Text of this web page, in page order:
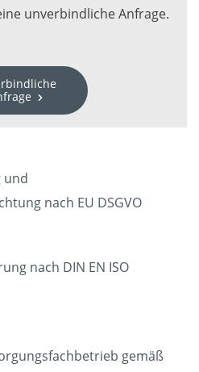
unverbindliche Anfrage.
und
nach EU DSGVO
nach DIN EN ISO
gemäß